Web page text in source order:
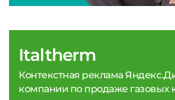
Italtherm
Контекстная реклама
компании по продаже газовых